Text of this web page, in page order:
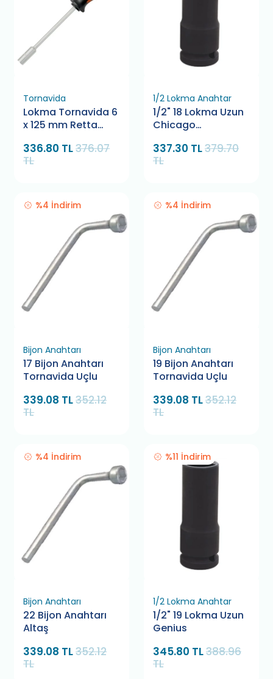
Tornavida
Lokma Tornavida 6
x 125 mm Retta
336.80 TL376.07
TL
1/2 Lokma Anahtar
1/2" 18 Lokma Uzun
Chicago
337.30 TL379.70
TL
%4 İndirim
Bijon Anahtarı
17 Bijon Anahtarı
Tornavida Uçlu
339.08 TL352.12
TL
%4 İndirim
Bijon Anahtarı
19 Bijon Anahtarı
Tornavida Uçlu
339.08 TL352.12
TL
%4 İndirim
Bijon Anahtarı
22 Bijon Anahtarı
Altaş
339.08 TL352.12
TL
%11 İndirim
1/2 Lokma Anahtar
1/2" 19 Lokma Uzun
Genius
345.80 TL388.96
TL